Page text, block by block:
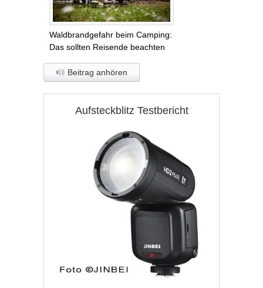
Waldbrandgefahr beim Camping:
Das sollten Reisende beachten
Beitrag anhören
Aufsteckblitz Testbericht